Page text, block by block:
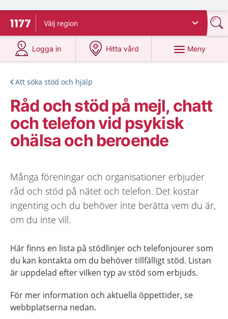
Till startsidan för 1177
Välj region
Logga in
på 1177.se
Hitta vård
på 1177.se
Meny
Att söka stöd och hjälp
Råd och stöd på mejl, chatt
och telefon vid psykisk
ohälsa och beroende
Många föreningar och organisationer erbjuder
råd och stöd på nätet och telefon. Det kostar
ingenting och du behöver inte berätta vem du är,
om du inte vill.
Här finns en lista på stödlinjer och telefonjourer som
du kan kontakta om du behöver tillfälligt stöd. Listan
är uppdelad efter vilken typ av stöd som erbjuds.
För mer information och aktuella öppettider, se
webbplatserna nedan.